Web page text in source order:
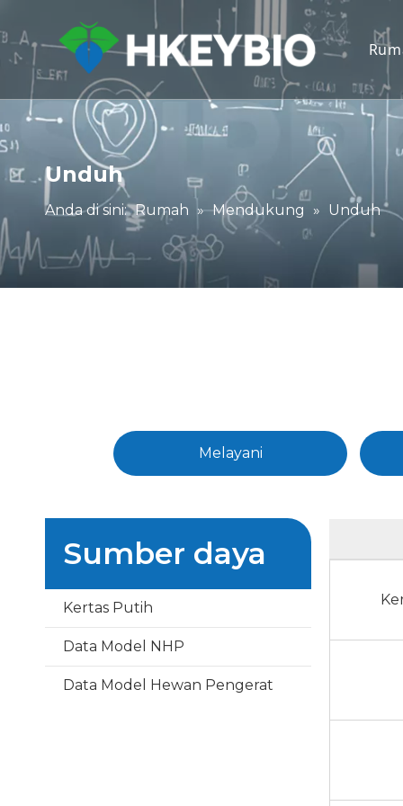
Unduh
Anda di sini: Rumah » Mendukung » Unduh
Melayani
Sumber daya
Kertas Putih
Data Model NHP
Data Model Hewan Pengerat